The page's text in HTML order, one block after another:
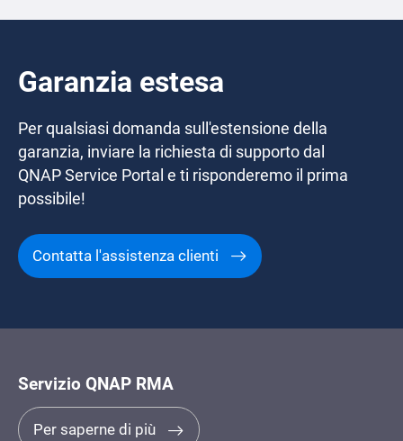
Garanzia estesa
Per qualsiasi domanda sull'estensione della
garanzia, inviare la richiesta di supporto dal
QNAP Service Portal e ti risponderemo il prima
possibile!
Contatta l'assistenza clienti
Servizio QNAP RMA
Per saperne di più